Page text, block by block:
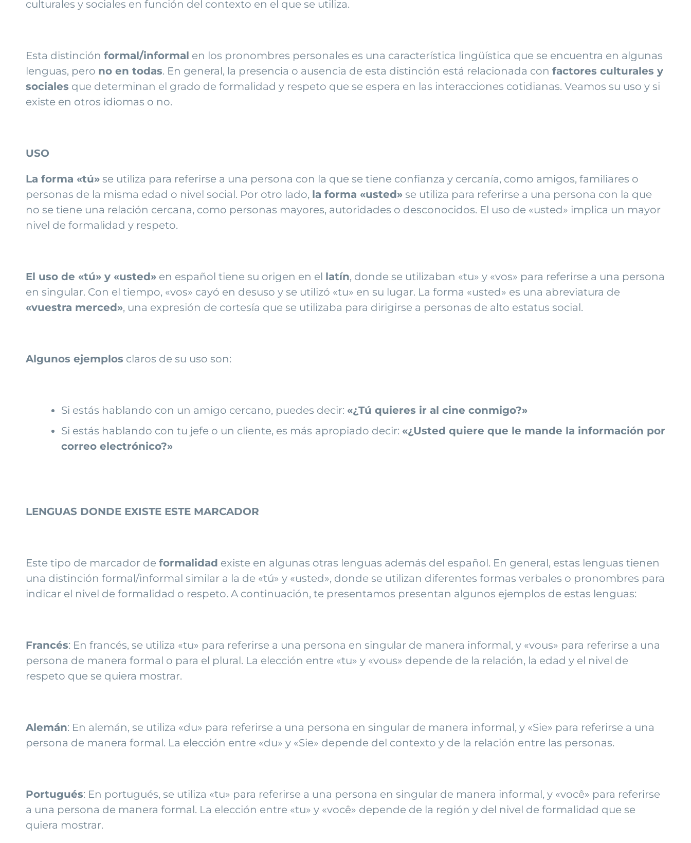
culturales y sociales en función del contexto en el que se utiliza.
Esta distinción formal/informal en los pronombres personales es una característica lingüística que se encuentra en algunas
lenguas, pero no en todas. En general, la presencia o ausencia de esta distinción está relacionada con factores culturales y
sociales que determinan el grado de formalidad y respeto que se espera en las interacciones cotidianas. Veamos su uso y si
existe en otros idiomas o no.
USO
La forma «tú» se utiliza para referirse a una persona con la que se tiene confianza y cercanía, como amigos, familiares o
personas de la misma edad o nivel social. Por otro lado, la forma «usted» se utiliza para referirse a una persona con la que
no se tiene una relación cercana, como personas mayores, autoridades o desconocidos. El uso de «usted» implica un mayor
nivel de formalidad y respeto.
El uso de «tú» y «usted» en español tiene su origen en el latín, donde se utilizaban «tu» y «vos» para referirse a una persona
en singular. Con el tiempo, «vos» cayó en desuso y se utilizó «tu» en su lugar. La forma «usted» es una abreviatura de
«vuestra merced», una expresión de cortesía que se utilizaba para dirigirse a personas de alto estatus social.
Algunos ejemplos claros de su uso son:
Si estás hablando con un amigo cercano, puedes decir: «¿Tú quieres ir al cine conmigo?»
Si estás hablando con tu jefe o un cliente, es más apropiado decir: «¿Usted quiere que le mande la información por
correo electrónico?»
LENGUAS DONDE EXISTE ESTE MARCADOR
Este tipo de marcador de formalidad existe en algunas otras lenguas además del español. En general, estas lenguas tienen
una distinción formal/informal similar a la de «tú» y «usted», donde se utilizan diferentes formas verbales o pronombres para
indicar el nivel de formalidad o respeto. A continuación, te presentamos presentan algunos ejemplos de estas lenguas:
Francés: En francés, se utiliza «tu» para referirse a una persona en singular de manera informal, y «vous» para referirse a una
persona de manera formal o para el plural. La elección entre «tu» y «vous» depende de la relación, la edad y el nivel de
respeto que se quiera mostrar.
Alemán: En alemán, se utiliza «du» para referirse a una persona en singular de manera informal, y «Sie» para referirse a una
persona de manera formal. La elección entre «du» y «Sie» depende del contexto y de la relación entre las personas.
Portugués: En portugués, se utiliza «tu» para referirse a una persona en singular de manera informal, y «você» para referirse
a una persona de manera formal. La elección entre «tu» y «você» depende de la región y del nivel de formalidad que se
quiera mostrar.